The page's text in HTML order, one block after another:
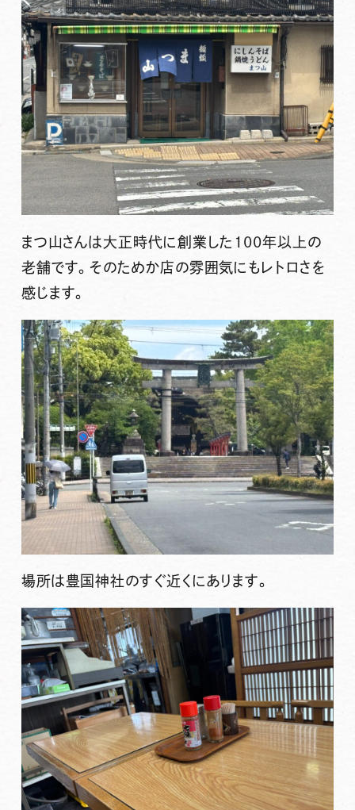
まつ山さんは大正時代に創業した100年以上の
老舗です。そのためか店の雰囲気にもレトロさを
感じます。
場所は豊国神社のすぐ近くにあります。